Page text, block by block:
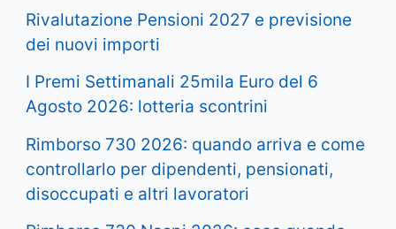
Rivalutazione Pensioni 2027 e previsione
dei nuovi importi
I Premi Settimanali 25mila Euro del 6
Agosto 2026: lotteria scontrini
Rimborso 730 2026: quando arriva e come
controllarlo per dipendenti, pensionati,
disoccupati e altri lavoratori